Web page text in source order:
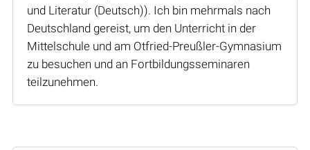
und Literatur (Deutsch)). Ich bin mehrmals nach
Deutschland gereist, um den Unterricht in der
Mittelschule und am Otfried-Preußler-Gymnasium
zu besuchen und an Fortbildungsseminaren
teilzunehmen.